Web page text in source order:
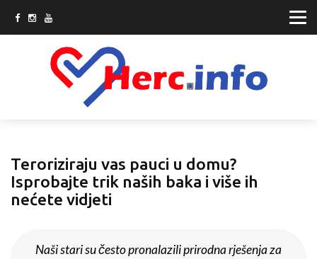
Teroriziraju vas pauci u domu?
Isprobajte trik naših baka i više ih
nećete vidjeti
Naši stari su često pronalazili prirodna rješenja za